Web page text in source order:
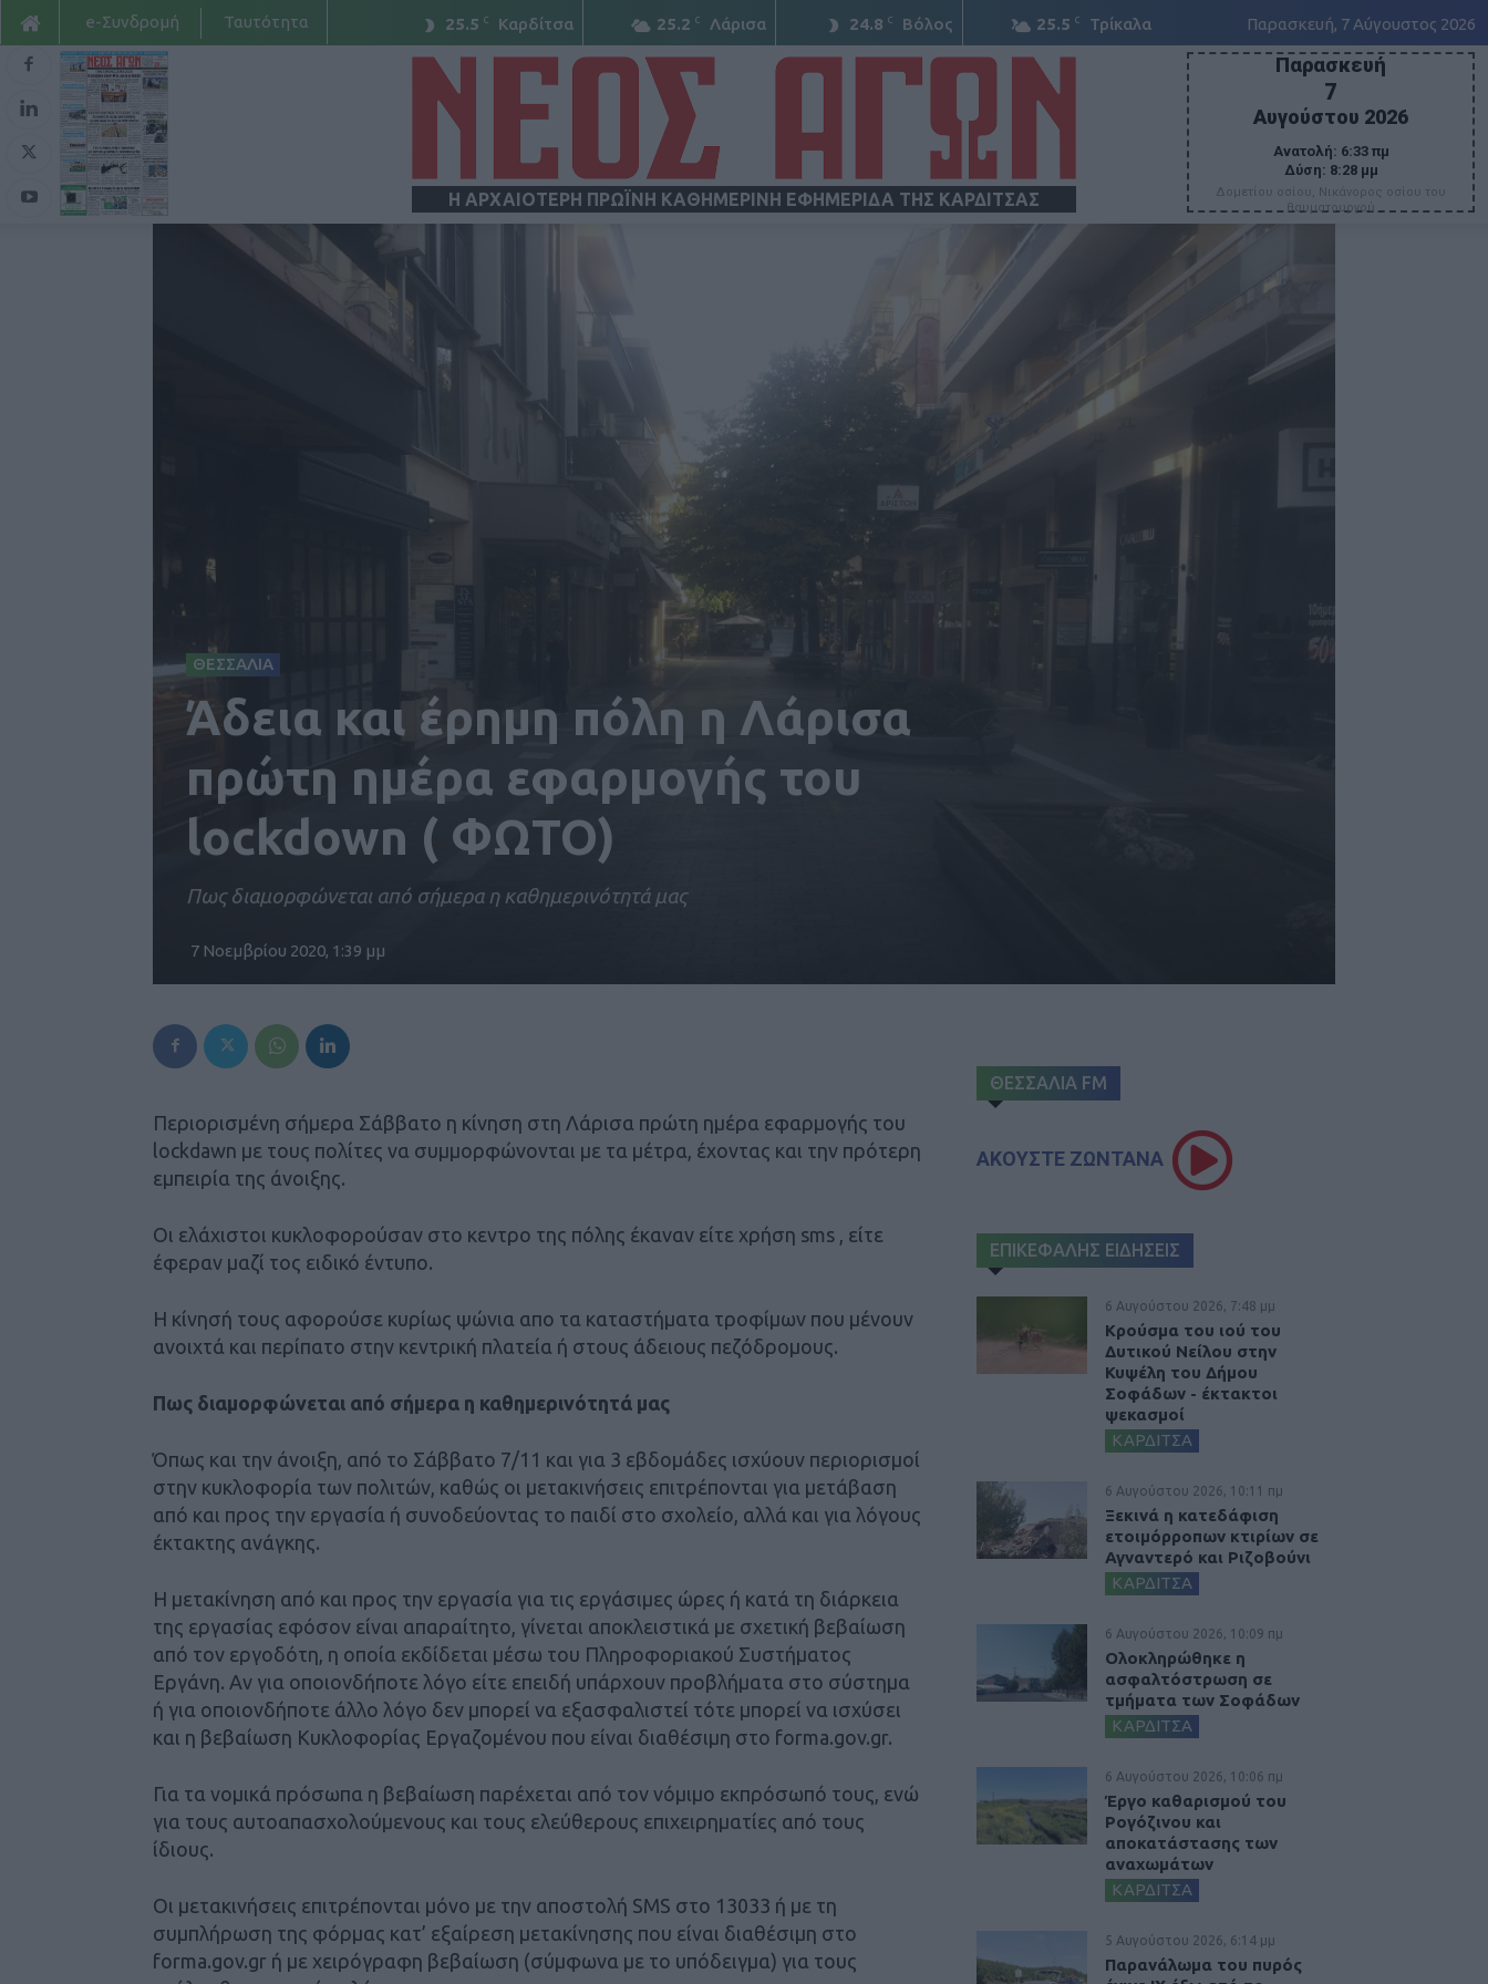
25.5 C Καρδίτσα 25.2 C Λάρισα 24.8 C Βόλος 25.5 C Τρίκαλα Παρασκευή, 7 Αύγουστος 2026
e-Συνδρομή Ταυτότητα
Η ΑΡΧΑΙΟΤΕΡΗ ΠΡΩΪΝΗ ΚΑΘΗΜΕΡΙΝΗ ΕΦΗΜΕΡΙΔΑ ΤΗΣ ΚΑΡΔΙΤΣΑΣ
ΑΓΩΝ
Παρασκευή
7
Αυγούστου 2026
Ανατολή: 6:33 πμ
Δύση: 8:28 μμ
Δομετίου οσίου, Νικάνορος οσίου του
θαυματουργού
ΘΕΣΣΑΛΙΑ
Άδεια και έρημη πόλη η Λάρισα
πρώτη ημέρα εφαρμογής του
lockdown ( ΦΩΤΟ)
Πως διαμορφώνεται από σήμερα η καθημερινότητά μας
7 Νοεμβρίου 2020, 1:39 μμ
Περιορισμένη σήμερα Σάββατο η κίνηση στη Λάρισα πρώτη ημέρα εφαρμογής του
lockdawn με τους πολίτες να συμμορφώνονται με τα μέτρα, έχοντας και την πρότερη
εμπειρία της άνοιξης.
Οι ελάχιστοι κυκλοφορούσαν στο κεντρο της πόλης έκαναν είτε χρήση sms , είτε
έφεραν μαζί τος ειδικό έντυπο.
Η κίνησή τους αφορούσε κυρίως ψώνια απο τα καταστήματα τροφίμων που μένουν
ανοιχτά και περίπατο στην κεντρική πλατεία ή στους άδειους πεζόδρομους.
Πως διαμορφώνεται από σήμερα η καθημερινότητά μας
Όπως και την άνοιξη, από το Σάββατο 7/11 και για 3 εβδομάδες ισχύουν περιορισμοί
στην κυκλοφορία των πολιτών, καθώς οι μετακινήσεις επιτρέπονται για μετάβαση
από και προς την εργασία ή συνοδεύοντας το παιδί στο σχολείο, αλλά και για λόγους
έκτακτης ανάγκης.
Η μετακίνηση από και προς την εργασία για τις εργάσιμες ώρες ή κατά τη διάρκεια
της εργασίας εφόσον είναι απαραίτητο, γίνεται αποκλειστικά με σχετική βεβαίωση
από τον εργοδότη, η οποία εκδίδεται μέσω του Πληροφοριακού Συστήματος
Εργάνη. Αν για οποιονδήποτε λόγο είτε επειδή υπάρχουν προβλήματα στο σύστημα
ή για οποιονδήποτε άλλο λόγο δεν μπορεί να εξασφαλιστεί τότε μπορεί να ισχύσει
και η βεβαίωση Κυκλοφορίας Εργαζομένου που είναι διαθέσιμη στο forma.gov.gr.
Για τα νομικά πρόσωπα η βεβαίωση παρέχεται από τον νόμιμο εκπρόσωπό τους, ενώ
για τους αυτοαπασχολούμενους και τους ελεύθερους επιχειρηματίες από τους
ίδιους.
Οι μετακινήσεις επιτρέπονται μόνο με την αποστολή SMS στο 13033 ή με τη
συμπλήρωση της φόρμας κατ’ εξαίρεση μετακίνησης που είναι διαθέσιμη στο
forma.gov.gr ή με χειρόγραφη βεβαίωση (σύμφωνα με το υπόδειγμα) για τους
ΘΕΣΣΑΛΙΑ FM
ΑΚΟΥΣΤΕ ΖΩΝΤΑΝΑ
ΕΠΙΚΕΦΑΛΗΣ ΕΙΔΗΣΕΙΣ
6 Αυγούστου 2026, 7:48 μμ
Κρούσμα του ιού του
Δυτικού Νείλου στην
Κυψέλη του Δήμου
Σοφάδων - έκτακτοι
ψεκασμοί
ΚΑΡΔΙΤΣΑ
6 Αυγούστου 2026, 10:11 πμ
Ξεκινά η κατεδάφιση
ετοιμόρροπων κτιρίων σε
Αγναντερό και Ριζοβούνι
ΚΑΡΔΙΤΣΑ
6 Αυγούστου 2026, 10:09 πμ
Ολοκληρώθηκε η
ασφαλτόστρωση σε
τμήματα των Σοφάδων
ΚΑΡΔΙΤΣΑ
6 Αυγούστου 2026, 10:06 πμ
Έργο καθαρισμού του
Ρογόζινου και
αποκατάστασης των
αναχωμάτων
ΚΑΡΔΙΤΣΑ
5 Αυγούστου 2026, 6:14 μμ
Παρανάλωμα του πυρός